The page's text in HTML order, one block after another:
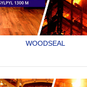
WOODSEAL
MADERA Y MATERIALES